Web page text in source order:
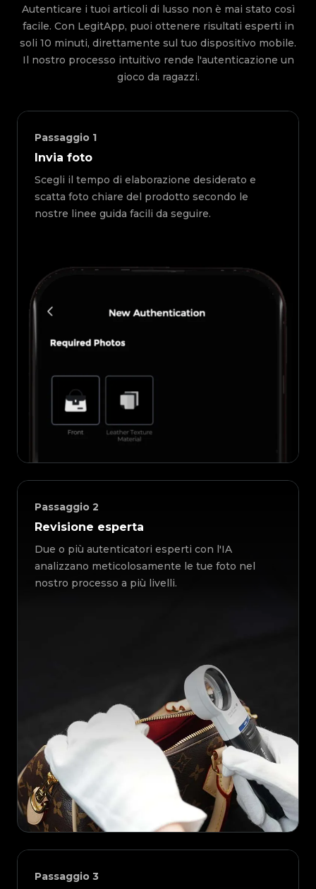
Autenticare i tuoi articoli di lusso non è mai stato così
facile. Con LegitApp, puoi ottenere risultati esperti in
soli 10 minuti, direttamente sul tuo dispositivo mobile.
Il nostro processo intuitivo rende l'autenticazione un
gioco da ragazzi.
Passaggio 1
Invia foto
Scegli il tempo di elaborazione desiderato e
scatta foto chiare del prodotto secondo le
nostre linee guida facili da seguire.
Passaggio 2
Revisione esperta
Due o più autenticatori esperti con l'IA
analizzano meticolosamente le tue foto nel
nostro processo a più livelli.
Passaggio 3